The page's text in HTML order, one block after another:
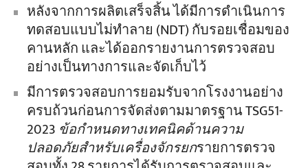
หลังจากการผลิตเสร็จสิ้น ได้มีการดำเนินการ
ทดสอบแบบไม่ทำลาย (NDT) กับรอยเชื่อมของ
คานหลัก และได้ออกรายงานการตรวจสอบ
อย่างเป็นทางการและจัดเก็บไว้
มีการตรวจสอบการยอมรับจากโรงงานอย่าง
ครบถ้วนก่อนการจัดส่งตามมาตรฐาน TSG51-
2023 ข้อกำหนดทางเทคนิคด้านความ
ปลอดภัยสำหรับเครื่องจักรยกรายการตรวจ